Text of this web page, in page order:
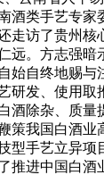
酒类手艺专
走访了贵州
远。方志强
始自终地赐
研发、使用
酒除杂、质
策我国白酒
型手艺立异
推进中国白